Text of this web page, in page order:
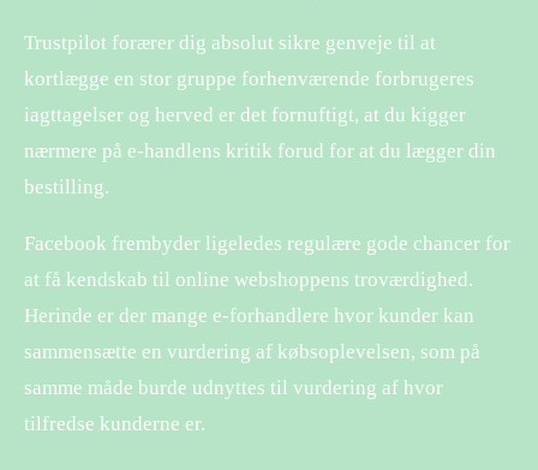
Trustpilot forærer dig absolut sikre genveje til at
kortlægge en stor gruppe forhenværende forbrugeres
iagttagelser og herved er det fornuftigt, at du kigger
nærmere på e-handlens kritik forud for at du lægger din
bestilling.
Facebook frembyder ligeledes regulære gode chancer for
at få kendskab til online webshoppens troværdighed.
Herinde er der mange e-forhandlere hvor kunder kan
sammensætte en vurdering af købsoplevelsen, som på
samme måde burde udnyttes til vurdering af hvor
tilfredse kunderne er.